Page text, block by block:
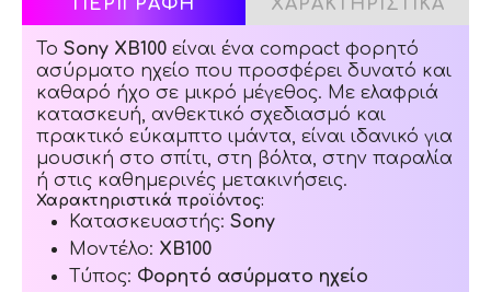
ΤοSony XB100 είναι ένα compact φορητό
ασύρματο ηχείο που προσφέρει δυνατό και
καθαρό ήχο σε μικρό μέγεθος. Με ελαφριά
κατασκευή, ανθεκτικό σχεδιασμό και
πρακτικό εύκαμπτο ιμάντα, είναι ιδανικό για
μουσική στο σπίτι, στη βόλτα, στην παραλία
ή στις καθημερινές μετακινήσεις.
Χαρακτηριστικά προϊόντος:
Κατασκευαστής:Sony
Μοντέλο: XB100
Τύπος: Φορητό ασύρματο ηχείο